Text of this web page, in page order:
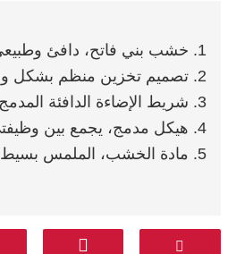
1. خشب بني فاتح، دافئ وطبيعي.
2. تصميم تخزين منظم بشكل واضح.
3. شريط الإضاءة الدافئة المدمج يخلق جواً مريحاً.
4. هيكل مدمج، يجمع بين وظيفتي العرض والتخزين.
5. مادة الخشب، الملمس بسيط وأنيق.